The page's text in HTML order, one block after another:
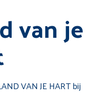
van je
VAN JE HART bij